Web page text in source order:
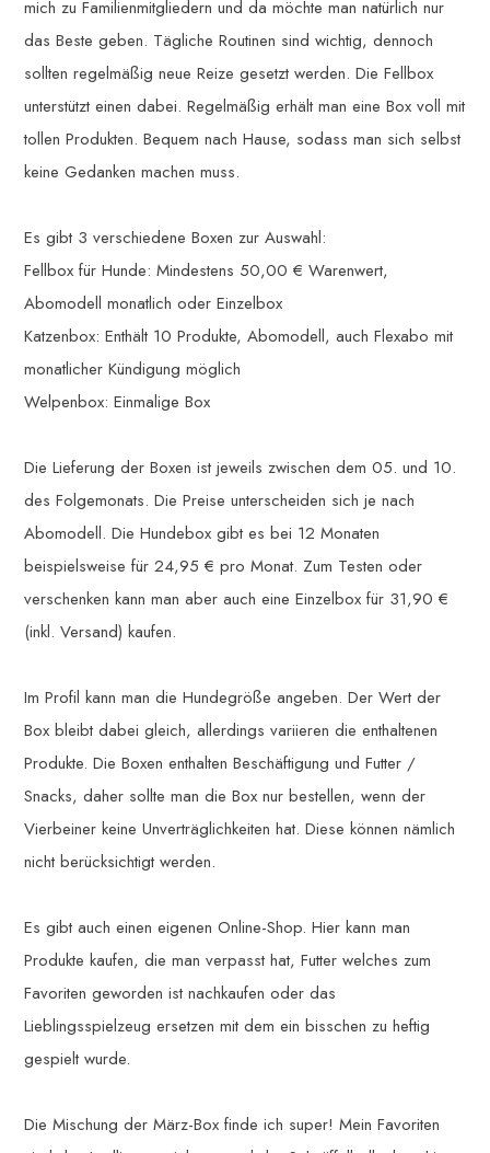
mich zu Familienmitgliedern und da möchte man natürlich nur
das Beste geben. Tägliche Routinen sind wichtig, dennoch
sollten regelmäßig neue Reize gesetzt werden. Die Fellbox
unterstützt einen dabei. Regelmäßig erhält man eine Box voll mit
tollen Produkten. Bequem nach Hause, sodass man sich selbst
keine Gedanken machen muss.
Es gibt 3 verschiedene Boxen zur Auswahl:
Fellbox für Hunde: Mindestens 50,00 € Warenwert,
Abomodell monatlich oder Einzelbox
Katzenbox: Enthält 10 Produkte, Abomodell, auch Flexabo mit
monatlicher Kündigung möglich
Welpenbox: Einmalige Box
Die Lieferung der Boxen ist jeweils zwischen dem 05. und 10.
des Folgemonats. Die Preise unterscheiden sich je nach
Abomodell. Die Hundebox gibt es bei 12 Monaten
beispielsweise für 24,95 € pro Monat. Zum Testen oder
verschenken kann man aber auch eine Einzelbox für 31,90 €
(inkl. Versand) kaufen.
Im Profil kann man die Hundegröße angeben. Der Wert der
Box bleibt dabei gleich, allerdings variieren die enthaltenen
Produkte. Die Boxen enthalten Beschäftigung und Futter /
Snacks, daher sollte man die Box nur bestellen, wenn der
Vierbeiner keine Unverträglichkeiten hat. Diese können nämlich
nicht berücksichtigt werden.
Es gibt auch einen eigenen Online-Shop. Hier kann man
Produkte kaufen, die man verpasst hat, Futter welches zum
Favoriten geworden ist nachkaufen oder das
Lieblingsspielzeug ersetzen mit dem ein bisschen zu heftig
gespielt wurde.
Die Mischung der März-Box finde ich super! Mein Favoriten